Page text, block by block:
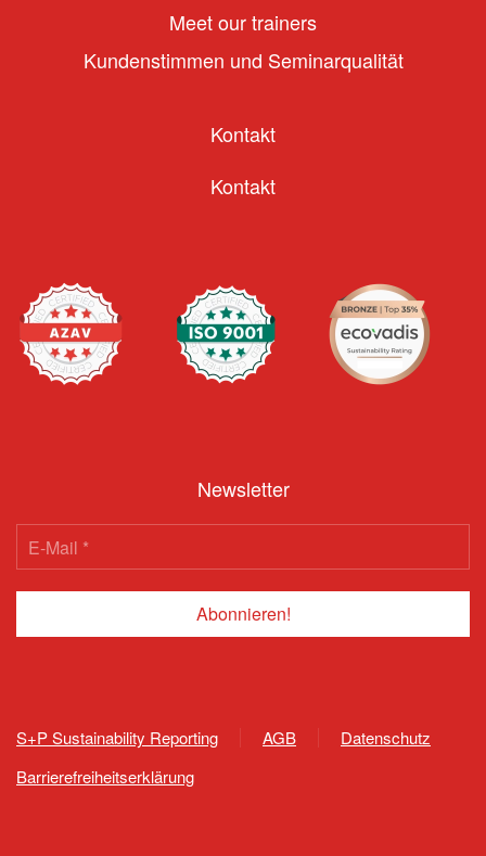
Meet our trainers
Kundenstimmen und Seminarqualität
Kontakt
Kontakt
Newsletter
S+P Sustainability Reporting AGB
Datenschutz
Barrierefreiheitserklärung